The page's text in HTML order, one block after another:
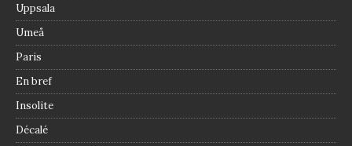
Uppsala
Umeå
Paris
En bref
Insolite
Décalé